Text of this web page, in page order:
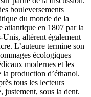
bouleversements
du monde de la
atlantique en 1807 par la
Unis, altèrent également
L’auteure termine son
écologiques
modernes et les
la production d’éthanol.
tous les lecteurs
justement, sous la dent.